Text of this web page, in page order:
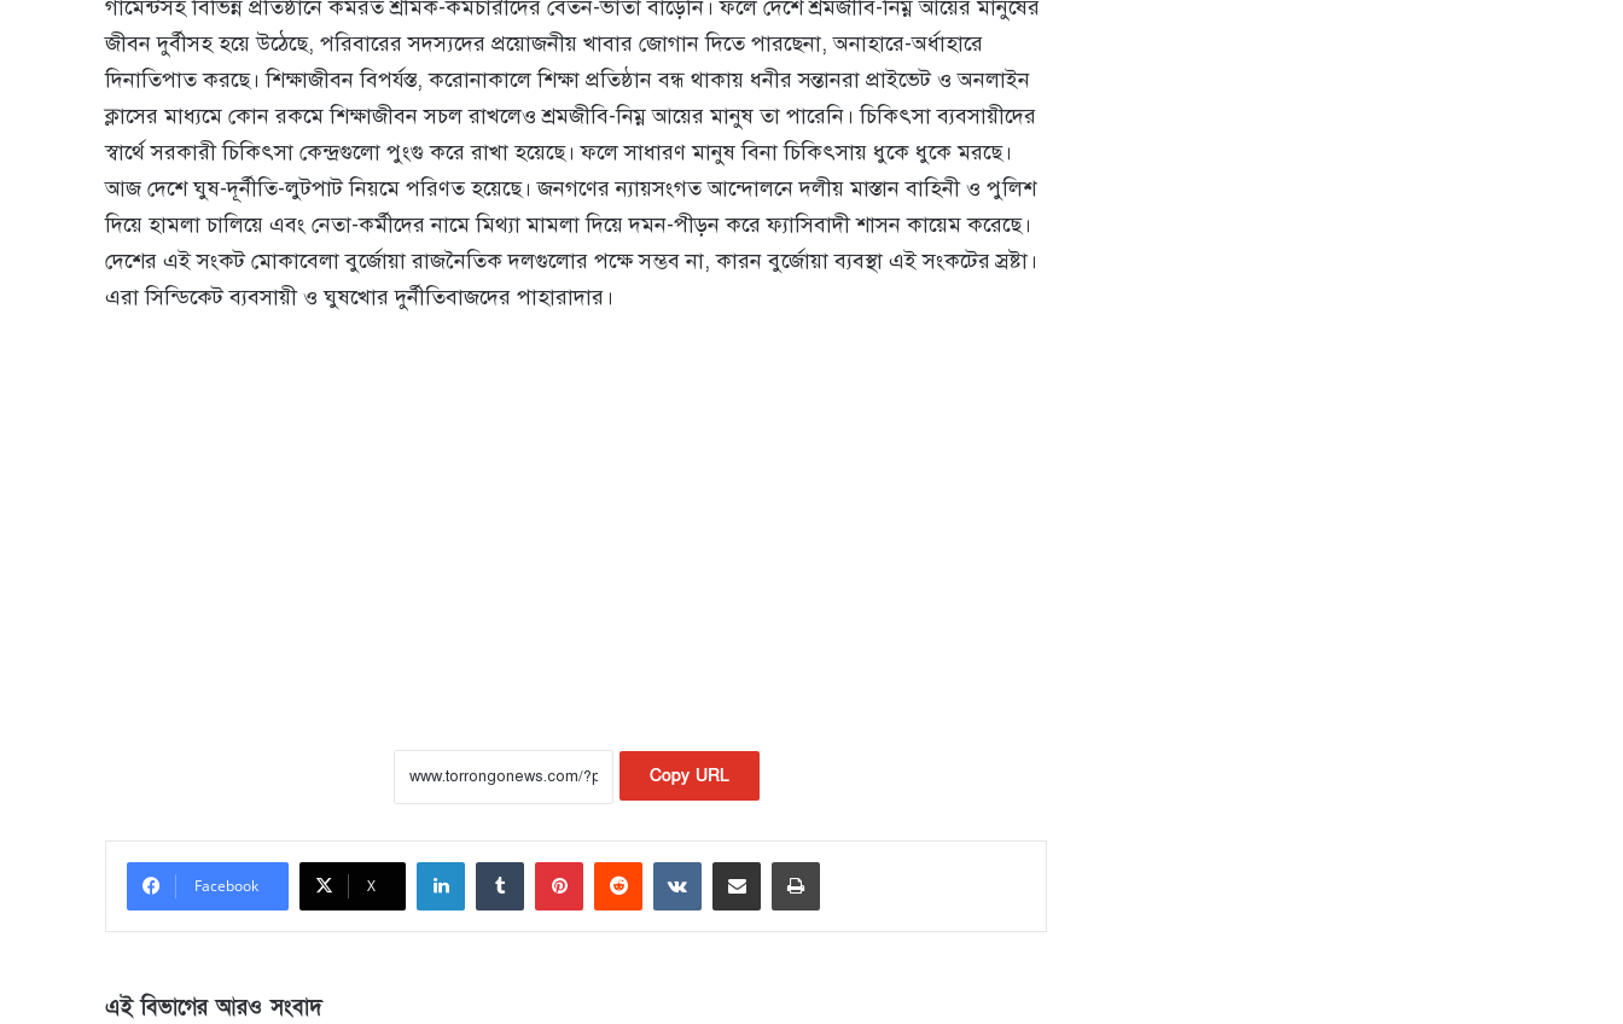
গার্মেন্টসহ বিভিন্ন প্রতিষ্ঠানে কর্মরত শ্রমিক-কর্মচারীদের বেতন-ভাতা বাড়েনি। ফলে দেশে শ্রমজীবি-নিম্ন আয়ের মানুষের
জীবন দুর্বীসহ হয়ে উঠেছে, পরিবারের সদস্যদের প্রয়োজনীয় খাবার জোগান দিতে পারছেনা, অনাহারে-অর্ধাহারে
দিনাতিপাত করছে। শিক্ষাজীবন বিপর্যস্ত, করোনাকালে শিক্ষা প্রতিষ্ঠান বন্ধ থাকায় ধনীর সন্তানরা প্রাইভেট ও অনলাইন
ক্লাসের মাধ্যমে কোন রকমে শিক্ষাজীবন সচল রাখলেও শ্রমজীবি-নিম্ন আয়ের মানুষ তা পারেনি। চিকিৎসা ব্যবসায়ীদের
স্বার্থে সরকারী চিকিৎসা কেন্দ্রগুলো পুংগু করে রাখা হয়েছে। ফলে সাধারণ মানুষ বিনা চিকিৎসায় ধুকে ধুকে মরছে।
আজ দেশে ঘুষ-দূর্নীতি-লুটপাট নিয়মে পরিণত হয়েছে। জনগণের ন্যায়সংগত আন্দোলনে দলীয় মাস্তান বাহিনী ও পুলিশ
দিয়ে হামলা চালিয়ে এবং নেতা-কর্মীদের নামে মিথ্যা মামলা দিয়ে দমন-পীড়ন করে ফ্যাসিবাদী শাসন কায়েম করেছে।
দেশের এই সংকট মোকাবেলা বুর্জোয়া রাজনৈতিক দলগুলোর পক্ষে সম্ভব না, কারন বুর্জোয়া ব্যবস্থা এই সংকটের স্রষ্টা।
এরা সিন্ডিকেট ব্যবসায়ী ও ঘুষখোর দুর্নীতিবাজদের পাহারাদার।
Copy URL
Facebook X
LinkedIn VKontakte
এই বিভাগের আরও সংবাদ